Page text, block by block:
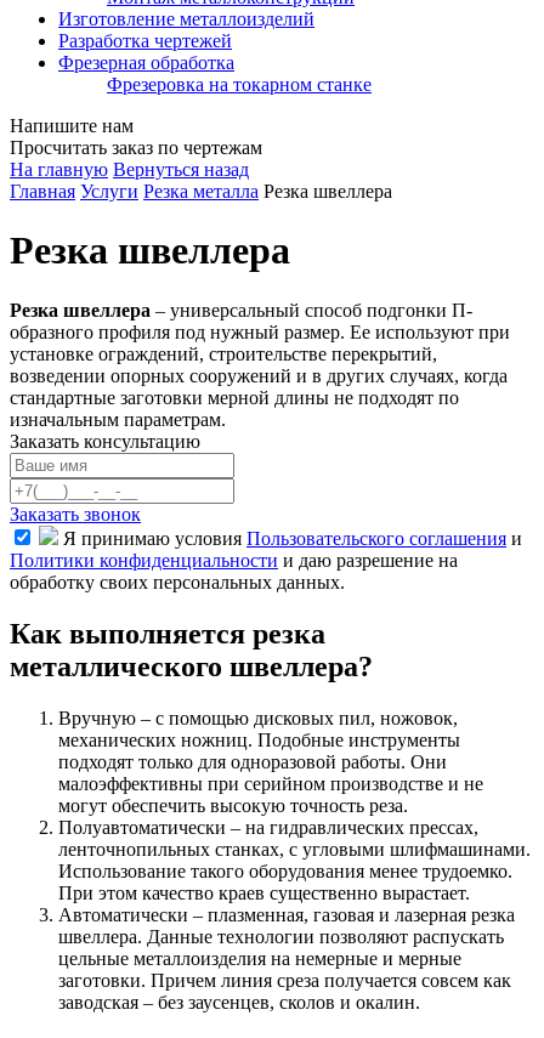
Изготовление металлоизделий
Разработка чертежей
Фрезерная обработка
Фрезеровка на токарном станке
Напишите нам
Просчитать заказ по чертежам
На главную Вернуться назад
Главная Услуги Резка металла Резка швеллера
Резка швеллера
Резка швеллера – универсальный способ подгонки П-
образного профиля под нужный размер. Ее используют при
установке ограждений, строительстве перекрытий,
возведении опорных сооружений и в других случаях, когда
стандартные заготовки мерной длины не подходят по
изначальным параметрам.
Заказать консультацию
Заказать звонок
Я принимаю условия Пользовательского соглашения и
Политики конфиденциальности и даю разрешение на
обработку своих персональных данных.
Как выполняется резка
металлического швеллера?
Вручную – с помощью дисковых пил, ножовок,
механических ножниц. Подобные инструменты
подходят только для одноразовой работы. Они
малоэффективны при серийном производстве и не
могут обеспечить высокую точность реза.
Полуавтоматически – на гидравлических прессах,
ленточнопильных станках, с угловыми шлифмашинами.
Использование такого оборудования менее трудоемко.
При этом качество краев существенно вырастает.
Автоматически – плазменная, газовая и лазерная резка
швеллера. Данные технологии позволяют распускать
цельные металлоизделия на немерные и мерные
заготовки. Причем линия среза получается совсем как
заводская – без заусенцев, сколов и окалин.